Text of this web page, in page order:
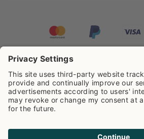
auf der Grundlage von8.951